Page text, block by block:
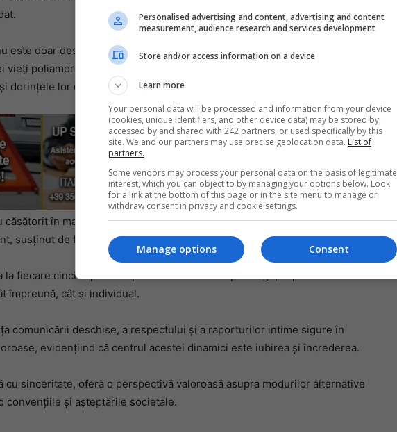
este doar despre găsirea dragostei după o pierdere dureroasă, ci și
vieți poliamoroase care, după cum explică Lizz, este în deplină
dorințele lor de viață.
căsătorit în mai 2023 în grădina lor din Florida, practică un stil de viață
susținut de familie și prieteni.
la fiecare cinci săptămâni pentru un weekend prelungit, explorând
împreună, cât și individual.
comunicării deschise, a respectului și a raporturilor intime sigure în
evidențiind că centrul acestei dinamici este iubirea și încrederea.
cu sinceritate, oferă o perspectivă valoroasă asupra modurilor alternative
convențiile și așteptările societale.
Personalised advertising and content, advertising and content
measurement, audience research and services development
Store and/or access information on a device
Learn more
Your personal data will be processed and information from your device
(cookies, unique identifiers, and other device data) may be stored by,
accessed by and shared with 242 partners, or used specifically by this
site. We and our partners may use precise geolocation data. List of
partners.
Some vendors may process your personal data on the basis of legitimate
interest, which you can object to by managing your options below. Look
for a link at the bottom of this page or in the site menu to manage or
withdraw consent in privacy and cookie settings.
Consent
Manage options